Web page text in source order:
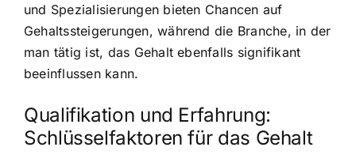
und Spezialisierungen bieten Chancen auf
Gehaltssteigerungen, während die Branche, in der
man tätig ist, das Gehalt ebenfalls signifikant
beeinflussen kann.
Qualifikation und Erfahrung:
Schlüsselfaktoren für das Gehalt